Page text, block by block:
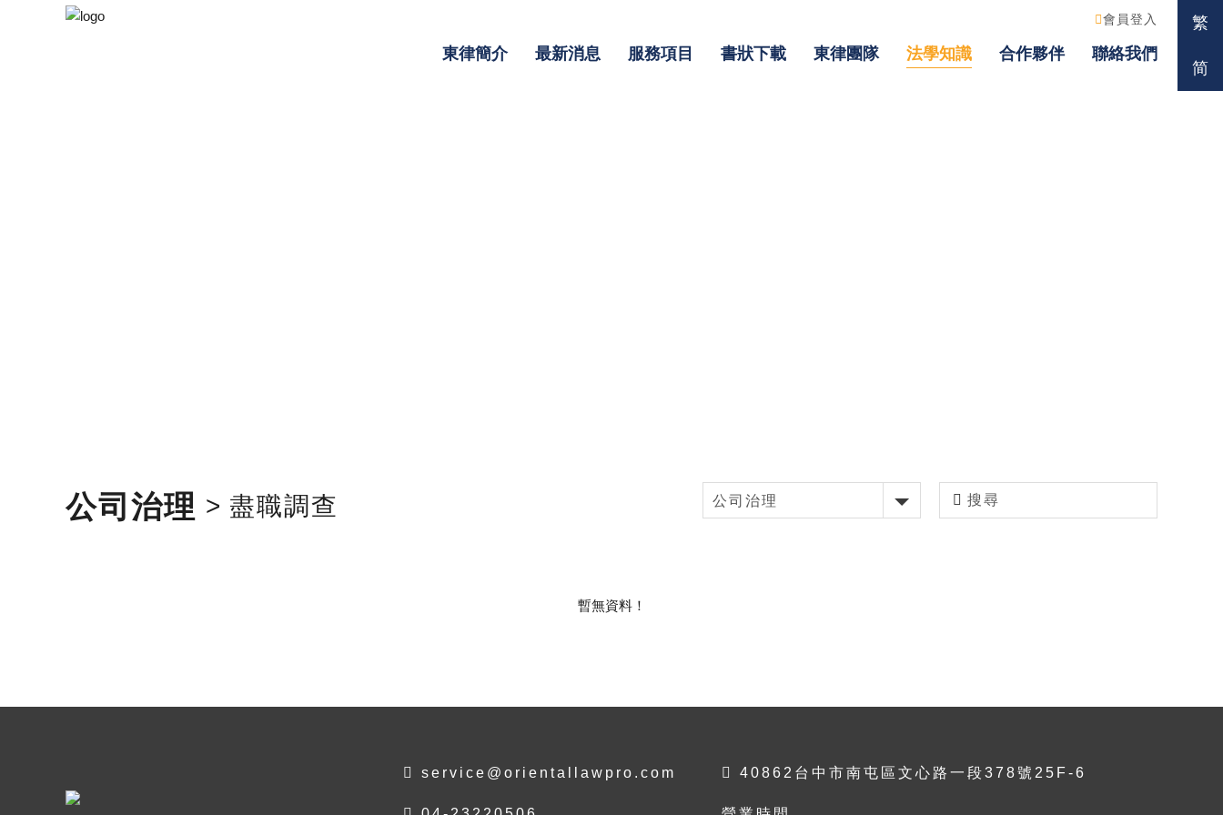
東律簡介 最新消息 服務項目 書狀下載 東律團隊 法學知識 合作夥伴 聯絡我們
繁
简
會員登入
公司治理 > 盡職調查 公司治理
暫無資料！
service@orientallawpro.com 40862台中市南屯區文心路一段378號25F-6